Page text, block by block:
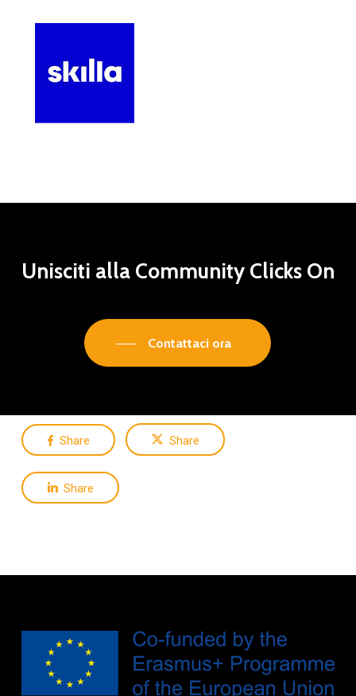
Unisciti alla Community Clicks On
Contattaci ora
Share Share
Share